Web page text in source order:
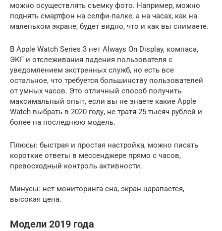
можно осуществлять съемку фото. Например, можно
поднять смартфон на селфи-палке, а на часах, как на
маленьком экране, будет видно, что и как вы снимаете.
В Apple Watch Series 3 нет Always On Display, компаса,
ЭКГ и отслеживания падения пользователя с
уведомлением экстренных служб, но есть все
остальное, что требуется большинству пользователей
от умных часов. Это отличный способ получить
максимальный опыт, если вы не знаете какие Apple
Watch выбрать в 2020 году, не тратя 25 тысяч рублей и
более на последнюю модель.
Плюсы: быстрая и простая настройка, можно писать
короткие ответы в мессенджере прямо с часов,
превосходный контроль активности.
Минусы: нет мониторинга сна, экран царапается,
высокая цена.
Модели 2019 года